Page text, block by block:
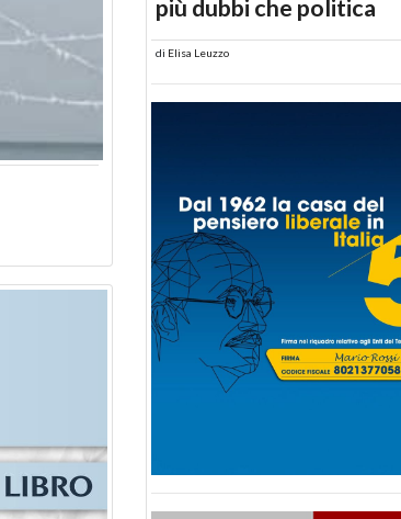
più dubbi che politica
di Elisa Leuzzo